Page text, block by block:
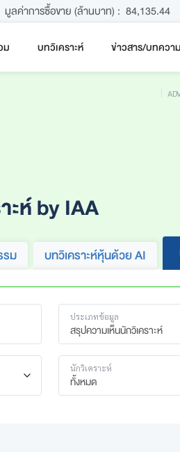
มูลค่าการซื้อขาย (ล้านบาท) : 84,135.44
ม บทวิเคราะห์ ข่าวสาร/บทความ
ะห์ by IAA
รม บทวิเคราะห์หุ้นด้วย AI
ประเภทข้อมูล
สรุปความเห็นนักวิเคราะห์
นักวิเคราะห์
ทั้งหมด